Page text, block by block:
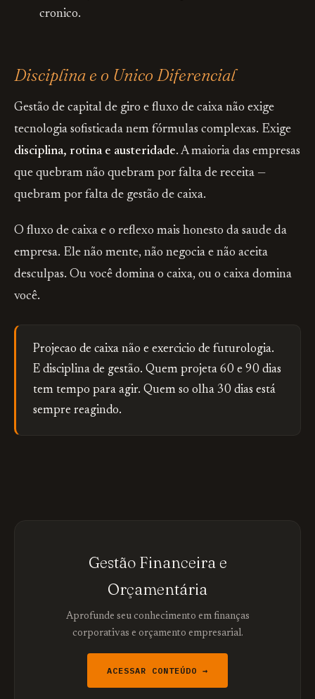
cronico.
Disciplina e o Unico Diferencial
Gestão de capital de giro e fluxo de caixa não exige
tecnologia sofisticada nem fórmulas complexas. Exige
disciplina, rotina e austeridade. A maioria das empresas
que quebram não quebram por falta de receita —
quebram por falta de gestão de caixa.
O fluxo de caixa e o reflexo mais honesto da saude da
empresa. Ele não mente, não negocia e não aceita
desculpas. Ou você domina o caixa, ou o caixa domina
você.
Projecao de caixa não e exercicio de futurologia.
E disciplina de gestão. Quem projeta 60 e 90 dias
tem tempo para agir. Quem so olha 30 dias está
sempre reagindo.
Gestão Financeira e
Orçamentária
Aprofunde seu conhecimento em finanças
corporativas e orçamento empresarial.
ACESSAR CONTEÚDO →